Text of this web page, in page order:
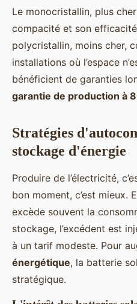
Le monocristallin, plus
compacité et son
polycristallin, moins cher,
installations où l’espace
bénéficient de garanties
garantie de production à
Stratégies
stockage d'énergie
Produire de l’électricité,
bon moment, c’est mieux.
excède souvent la
stockage, l’excédent est
à un tarif modeste. Pour
énergétique, la batterie
stratégique.